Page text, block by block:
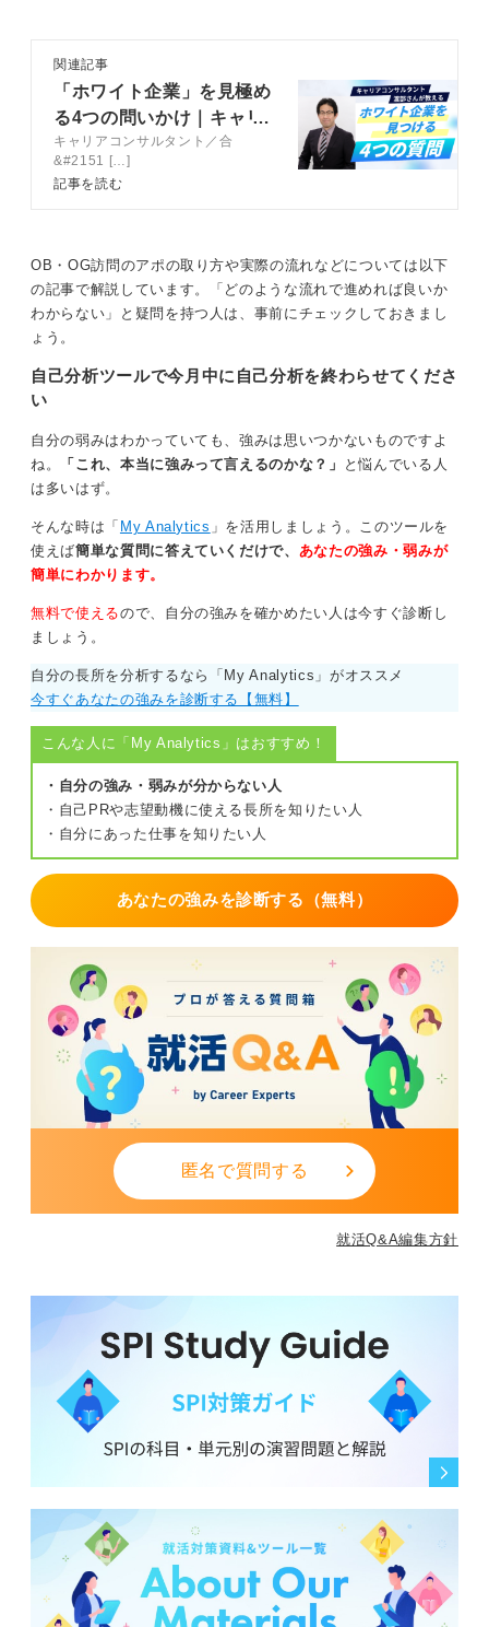
ことで、自身の未来に落とし込んでイメージしやすくな
るはずです。
キャリアプランは具体的かつ多角的に伝えよう！
もし5年後、10年後を想像できたなら、それを面接で伝
の長期的なキャリアプランの途中経過ととらえてくださ
い。
たとえば、「20年後にこんなことを達成したい」「こん
ら、そこに到達するために5年後、10年後をどのように
さらに、自身の成長だけでなく、「将来、後輩や部下が
できたときに、先輩社員や上司としてどのように指導し
ていきたいか」という視点を加えると、より多角的に自
身のキャリアを考えられていると評価されますよ。
0
関連記事
「ホワイト企業」を見極め
る4つの問いかけ｜キャリ
コンサルタント渡部さんが
伝授
キャリアコンサルタント／合
&#2151 […]
記事を読む
OB・OG訪問のアポの取り方や実際の流れなどについては以下
の記事で解説しています。「どのような流れで進めれば良いか
わからない」と疑問を持つ人は、事前にチェックしておきまし
ょう。
自己分析ツールで今月中に自己分析を終わらせてくださ
い
自分の弱みはわかっていても、強みは思いつかないものですよ
ね。
「これ、本当に強みって言えるのかな？」
と悩んでいる人
は多いはず。
そんな時は「 My Analytics 」を活用しましょう。このツールを
使えば簡単な質問に答えていくだけで、 あなたの強み・弱みが
簡単にわかります。
無料で使えるので、自分の強みを確かめたい人は今すぐ診断し
ましょう。
自分の長所を分析するなら「My Analytics」がオススメ
今すぐあなたの強みを診断する【無料】
こんな人に「My Analytics」はおすすめ！
・自分の強み・弱みが分からない人
・自己PRや志望動機に使える長所を知りたい人
・自分にあった仕事を知りたい人
あなたの強みを診断する（無料）
匿名で質問する
就活Q&A編集方針